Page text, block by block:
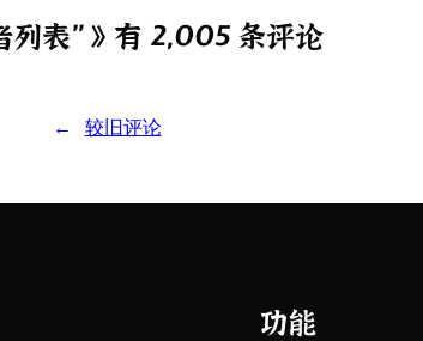
列表” 》 有 2,005 条评论
← 较旧评论
功能